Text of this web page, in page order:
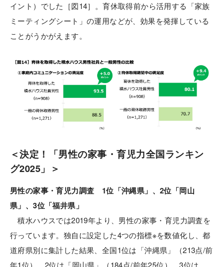
イント）でした［図14］。育休取得前から活用する「家族
ミーティングシート」の運用などが、効果を発揮している
ことがうかがえます。
＜決定！「男性の家事・育児力全国ランキン
グ2025」＞
男性の家事・育児力調査 1位「沖縄県」、2位「岡山
県」、3位「福井県」
積水ハウスでは2019年より、男性の家事・育児力調査を
行っています。独自に設定した4つの指標※を数値化し、都
道府県別に集計した結果、全国1位は「沖縄県」（213点/前
年1位）、2位は「岡山県」（184点/前年25位）、3位は